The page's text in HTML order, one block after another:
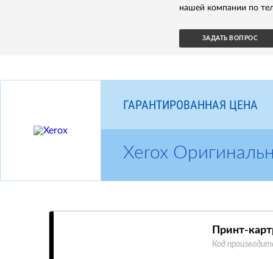
нашей компании по
ЗАДАТЬ ВОПРОС
ГАРАНТИРОВАННАЯ ЦЕНА
Xerox
Принт-
Код